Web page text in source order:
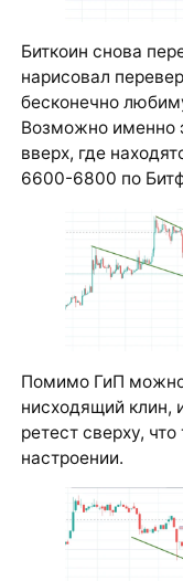
Биткоин снова
нарисовал
бесконечно
Возможно именно
вверх, где
6600-6800 по
Помимо ГиП можно
нисходящий клин,
ретест сверху,
настроении.